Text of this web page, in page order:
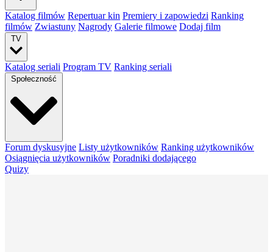
Katalog filmów Repertuar kin Premiery i zapowiedzi Ranking
filmów Zwiastuny Nagrody Galerie filmowe Dodaj film
TV
Katalog seriali Program TV Ranking seriali
Społeczność
Forum dyskusyjne Listy użytkowników Ranking użytkowników
Osiągnięcia użytkowników Poradniki dodającego
Quizy